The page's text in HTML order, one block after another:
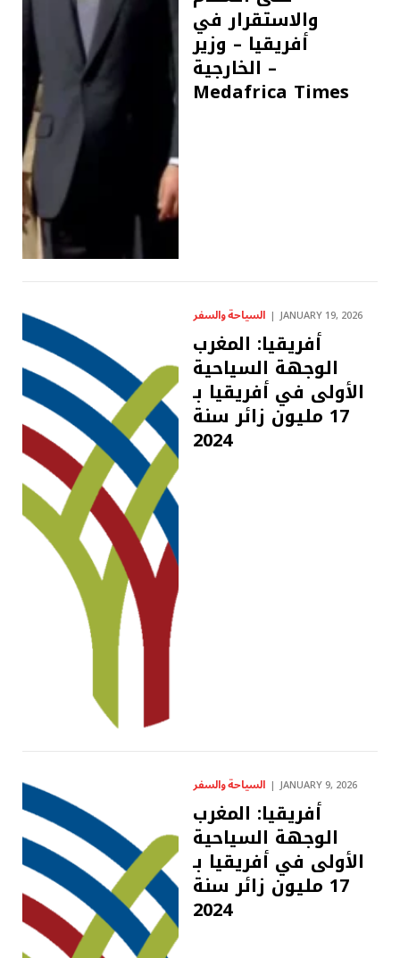
والاستقرار في
أفريقيا – وزير
الخارجية –
Medafrica Times
السياحة والسفر JANUARY 19, 2026
أفريقيا: المغرب
الوجهة السياحية
الأولى في أفريقيا بـ
17 مليون زائر سنة
2024
السياحة والسفر JANUARY 9, 2026
أفريقيا: المغرب
الوجهة السياحية
الأولى في أفريقيا بـ
17 مليون زائر سنة
2024